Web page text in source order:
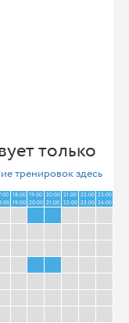
только
тренировок здесь
18:00
19:00
19:00
20:00
20:00
21:00
21:00
22:00
22:00
23:00
23:00
24:00